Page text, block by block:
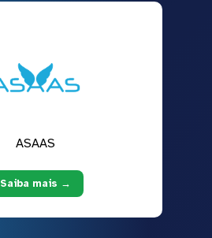
ASAAS
Saiba mais →